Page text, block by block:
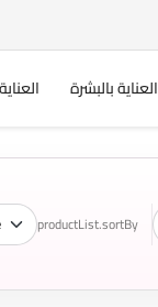
العناية بالبشرة
productList.sortBy